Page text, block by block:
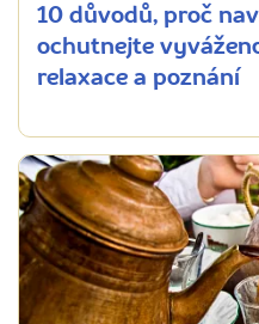
10 důvodů, proč
ochutnejte
relaxace a poznání